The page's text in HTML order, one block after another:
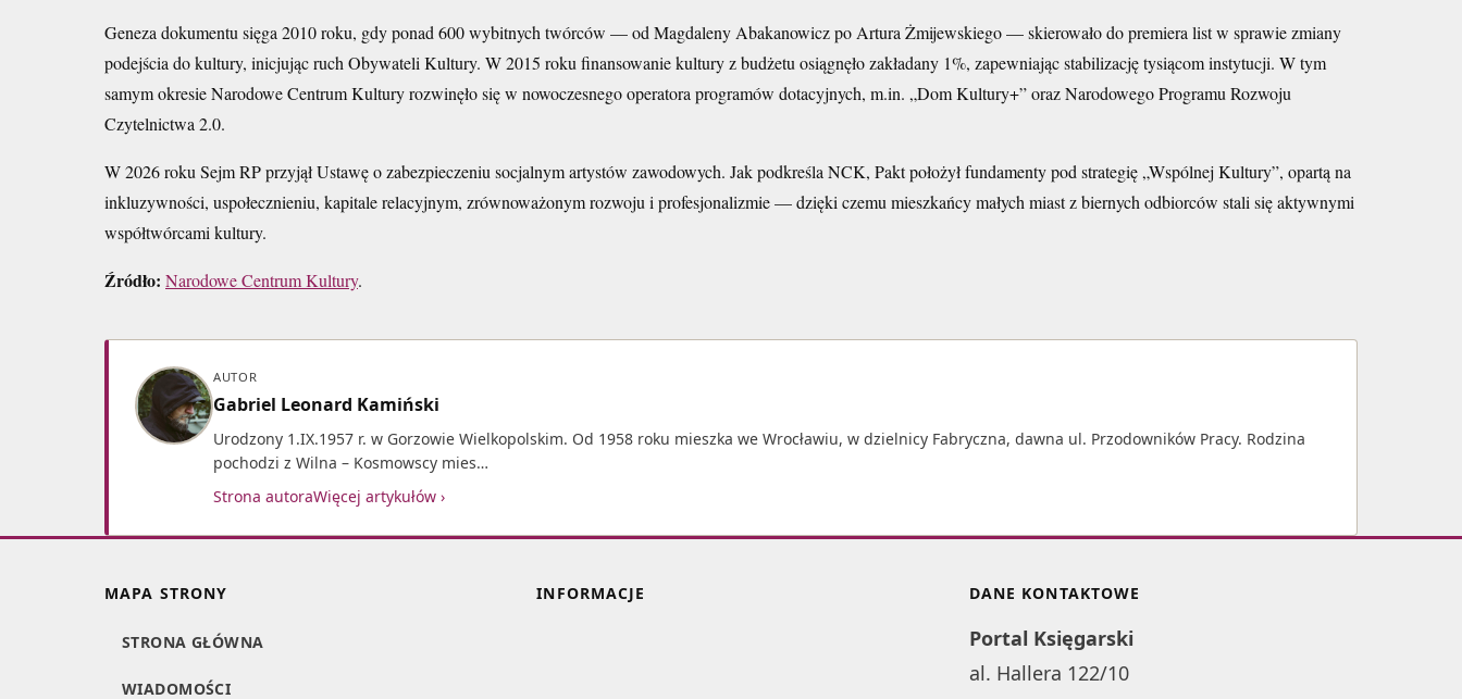
Geneza dokumentu sięga 2010 roku, gdy ponad 600 wybitnych twórców — od Magdaleny Abakanowicz po Artura Żmijewskiego — skierowało do premiera list w sprawie zmiany
podejścia do kultury, inicjując ruch Obywateli Kultury. W 2015 roku finansowanie kultury z budżetu osiągnęło zakładany 1%, zapewniając stabilizację tysiącom instytucji. W tym
samym okresie Narodowe Centrum Kultury rozwinęło się w nowoczesnego operatora programów dotacyjnych, m.in. „Dom Kultury+” oraz Narodowego Programu Rozwoju
Czytelnictwa 2.0.
W 2026 roku Sejm RP przyjął Ustawę o zabezpieczeniu socjalnym artystów zawodowych. Jak podkreśla NCK, Pakt położył fundamenty pod strategię „Wspólnej Kultury”, opartą na
inkluzywności, uspołecznieniu, kapitale relacyjnym, zrównoważonym rozwoju i profesjonalizmie — dzięki czemu mieszkańcy małych miast z biernych odbiorców stali się aktywnymi
współtwórcami kultury.
Źródło: Narodowe Centrum Kultury.
AUTOR
Gabriel Leonard Kamiński
Urodzony 1.IX.1957 r. w Gorzowie Wielkopolskim. Od 1958 roku mieszka we Wrocławiu, w dzielnicy Fabryczna, dawna ul. Przodowników Pracy. Rodzina
pochodzi z Wilna – Kosmowscy mies…
Strona autoraWięcej artykułów ›
MAPA STRONY
STRONA GŁÓWNA
WIADOMOŚCI
INFORMACJE DANE KONTAKTOWE
Portal Księgarski
al. Hallera 122/10